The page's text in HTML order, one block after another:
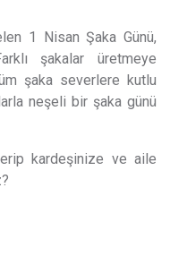
1 Nisan Şaka Günü,
şakalar üretmeye
şaka severlere kutlu
neşeli bir şaka günü
kardeşinize ve aile